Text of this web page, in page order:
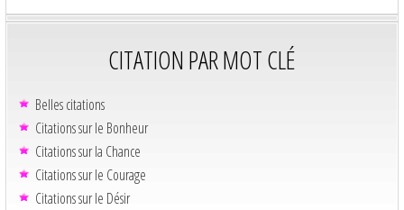
CITATION PAR MOT CLÉ
Belles citations
Citations sur le Bonheur
Citations sur la Chance
Citations sur le Courage
Citations sur le Désir